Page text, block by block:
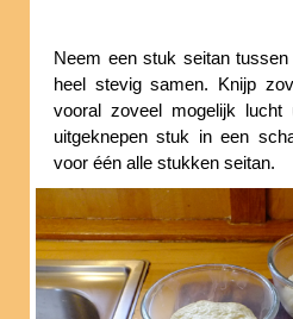
Neem een stuk seitan
heel stevig samen. Knijp
vooral zoveel mogelijk
uitgeknepen stuk in een
voor één alle stukken seitan.